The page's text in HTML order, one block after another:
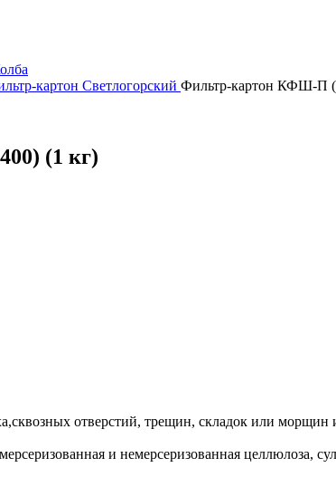
картон Светлогорский Фильтр-картон КФШ-П
(1 кг)
отверстий, трещин, складок или
и немерсеризованная целлюлоза,